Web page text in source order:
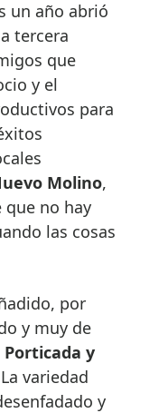
un año abrió
tercera
que
y el
para
Molino,
que no hay
las cosas
por
y muy de
Porticada y
variedad
y